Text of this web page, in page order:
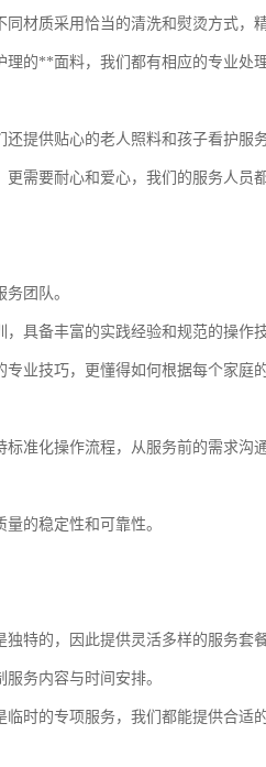
材质采用恰当的清洗和熨烫方式，
理的**面料，我们都有相应的专业处
提供贴心的老人照料和孩子看护服务
需要耐心和爱心，我们的服务人员
团队。
具备丰富的实践经验和规范的操作技
业技巧，更懂得如何根据每个家庭
标准化操作流程，从服务前的需求
的稳定性和可靠性。
特的，因此提供灵活多样的服务套餐
务内容与时间安排。
时的专项服务，我们都能提供合适